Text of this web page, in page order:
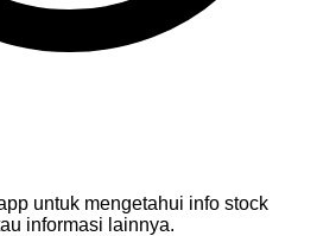
untuk mengetahui info stock
informasi lainnya.